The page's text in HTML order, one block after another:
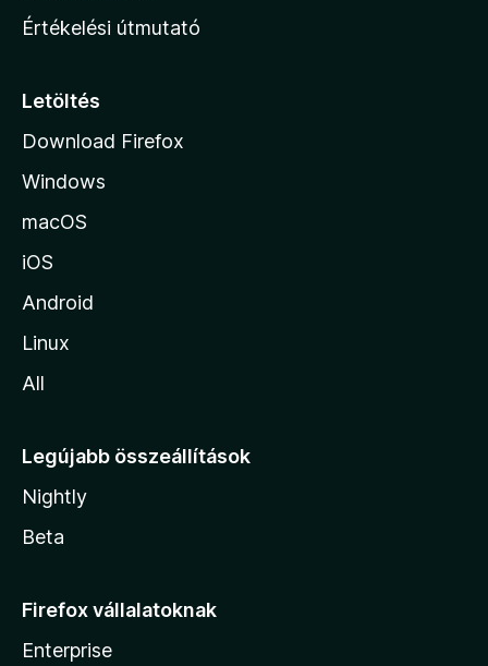
l
p
á
r
Értékelési útmutató
Letöltés
Download Firefox
Windows
macOS
iOS
Android
Linux
All
Legújabb összeállítások
Nightly
Beta
Firefox vállalatoknak
Enterprise